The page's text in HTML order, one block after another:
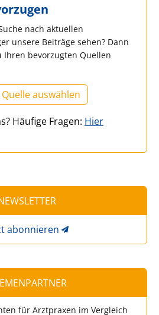
nach aktuellen
unsere Beiträge sehen? Dann
Ihren bevorzugten Quellen
auswählen
Häufige Fragen: Hier
abonnieren
für Arztpraxen im Vergleich